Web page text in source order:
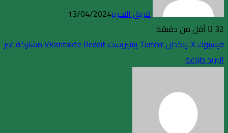
فريق التحرير13/04/2024
32
أقل من دقيقة
فيسبوكXلينكدإن بينتيريست
مشاركة عبر
البريدطباعة